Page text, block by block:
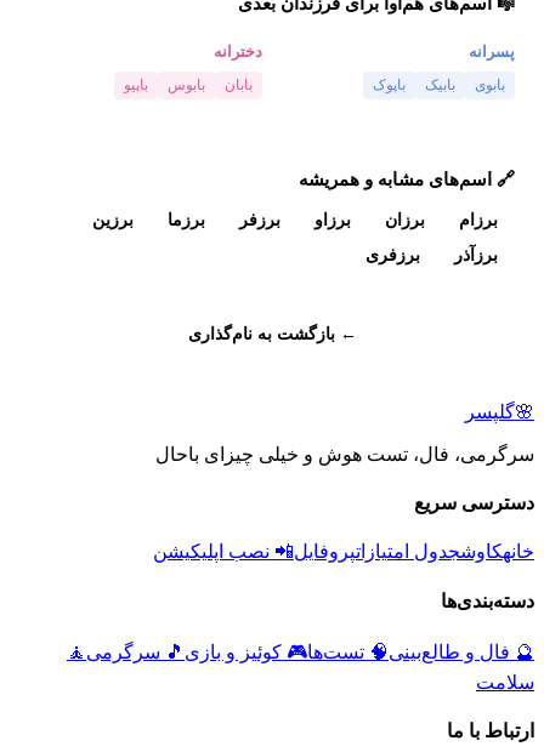
🎼 اسم‌های هم‌آوا برای فرزندان بعدی
پسرانه
بابوی بابیک باپوک
دخترانه
بابان بابوس باپیو
🔗 اسم‌های مشابه و همریشه
برزام برزان برزاو برزفر برزما
برزین
برزآذر
برزفری
← بازگشت به نام‌گذاری
🌸گلپسر
سرگرمی، فال، تست هوش و خیلی چیزای باحال
دسترسی سریع
خانهکاوشجدول امتیازاتپروفایل📲 نصب اپلیکیشن
دسته‌بندی‌ها
🔮 فال و طالع‌بینی🧠 تست‌ها🎮 کوئیز و بازی 🎵 سرگرمی 🧘
سلامت
ارتباط با ما